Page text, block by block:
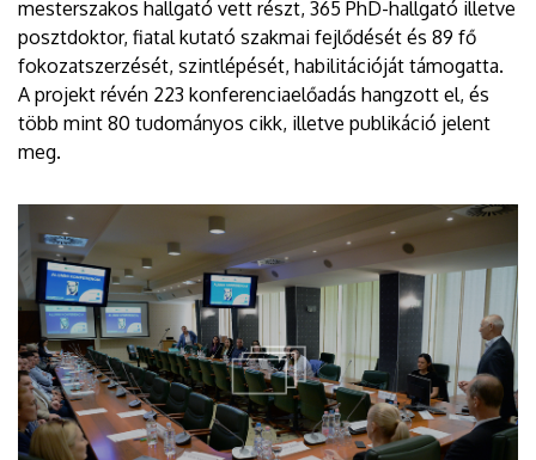
mesterszakos hallgató vett részt, 365 PhD-hallgató illetve
posztdoktor, fiatal kutató szakmai fejlődését és 89 fő
fokozatszerzését, szintlépését, habilitációját támogatta.
A projekt révén 223 konferenciaelőadás hangzott el, és
több mint 80 tudományos cikk, illetve publikáció jelent
meg.